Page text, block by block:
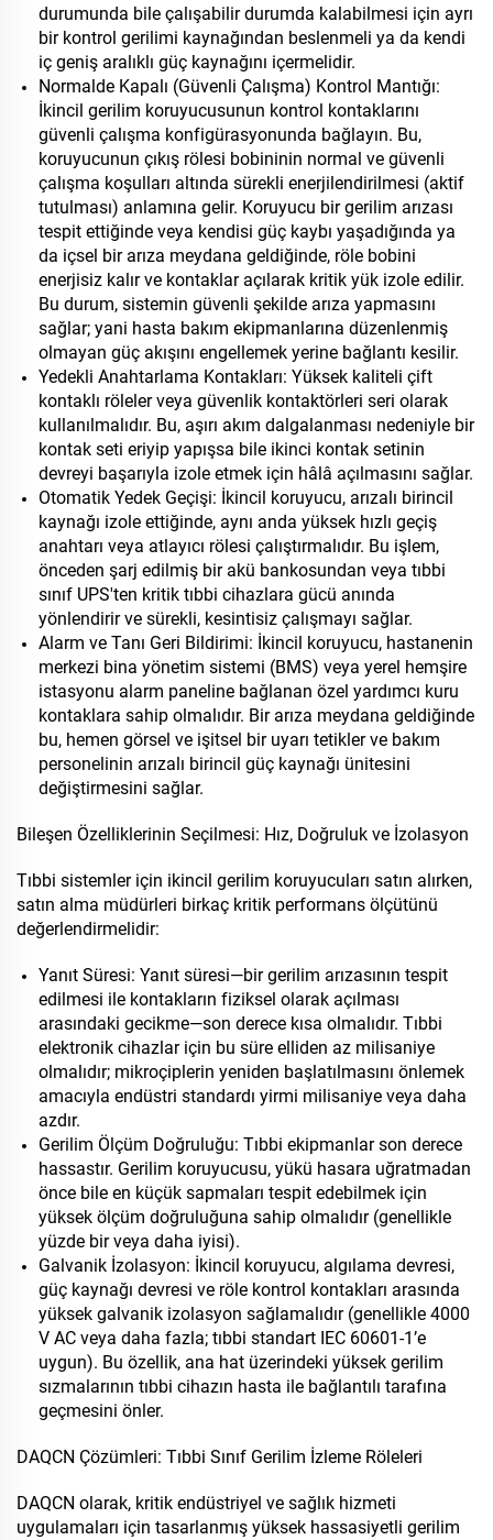
durumunda bile çalışabilir durumda kalabilmesi için ayrı
bir kontrol gerilimi kaynağından beslenmeli ya da kendi
iç geniş aralıklı güç kaynağını içermelidir.
Normalde Kapalı (Güvenli Çalışma) Kontrol Mantığı:
İkincil gerilim koruyucusunun kontrol kontaklarını
güvenli çalışma konfigürasyonunda bağlayın. Bu,
koruyucunun çıkış rölesi bobininin normal ve güvenli
çalışma koşulları altında sürekli enerjilendirilmesi (aktif
tutulması) anlamına gelir. Koruyucu bir gerilim arızası
tespit ettiğinde veya kendisi güç kaybı yaşadığında ya
da içsel bir arıza meydana geldiğinde, röle bobini
enerjisiz kalır ve kontaklar açılarak kritik yük izole edilir.
Bu durum, sistemin güvenli şekilde arıza yapmasını
sağlar; yani hasta bakım ekipmanlarına düzenlenmiş
olmayan güç akışını engellemek yerine bağlantı kesilir.
Yedekli Anahtarlama Kontakları: Yüksek kaliteli çift
kontaklı röleler veya güvenlik kontaktörleri seri olarak
kullanılmalıdır. Bu, aşırı akım dalgalanması nedeniyle bir
kontak seti eriyip yapışsa bile ikinci kontak setinin
devreyi başarıyla izole etmek için hâlâ açılmasını sağlar.
Otomatik Yedek Geçişi: İkincil koruyucu, arızalı birincil
kaynağı izole ettiğinde, aynı anda yüksek hızlı geçiş
anahtarı veya atlayıcı rölesi çalıştırmalıdır. Bu işlem,
önceden şarj edilmiş bir akü bankosundan veya tıbbi
sınıf UPS'ten kritik tıbbi cihazlara gücü anında
yönlendirir ve sürekli, kesintisiz çalışmayı sağlar.
Alarm ve Tanı Geri Bildirimi: İkincil koruyucu, hastanenin
merkezi bina yönetim sistemi (BMS) veya yerel hemşire
istasyonu alarm paneline bağlanan özel yardımcı kuru
kontaklara sahip olmalıdır. Bir arıza meydana geldiğinde
bu, hemen görsel ve işitsel bir uyarı tetikler ve bakım
personelinin arızalı birincil güç kaynağı ünitesini
değiştirmesini sağlar.
Bileşen Özelliklerinin Seçilmesi: Hız, Doğruluk ve İzolasyon
Tıbbi sistemler için ikincil gerilim koruyucuları satın alırken,
satın alma müdürleri birkaç kritik performans ölçütünü
değerlendirmelidir:
Yanıt Süresi: Yanıt süresi—bir gerilim arızasının tespit
edilmesi ile kontakların fiziksel olarak açılması
arasındaki gecikme—son derece kısa olmalıdır. Tıbbi
elektronik cihazlar için bu süre elliden az milisaniye
olmalıdır; mikroçiplerin yeniden başlatılmasını önlemek
amacıyla endüstri standardı yirmi milisaniye veya daha
azdır.
Gerilim Ölçüm Doğruluğu: Tıbbi ekipmanlar son derece
hassastır. Gerilim koruyucusu, yükü hasara uğratmadan
önce bile en küçük sapmaları tespit edebilmek için
yüksek ölçüm doğruluğuna sahip olmalıdır (genellikle
yüzde bir veya daha iyisi).
Galvanik İzolasyon: İkincil koruyucu, algılama devresi,
güç kaynağı devresi ve röle kontrol kontakları arasında
yüksek galvanik izolasyon sağlamalıdır (genellikle 4000
V AC veya daha fazla; tıbbi standart IEC 60601-1’e
uygun). Bu özellik, ana hat üzerindeki yüksek gerilim
sızmalarının tıbbi cihazın hasta ile bağlantılı tarafına
geçmesini önler.
DAQCN Çözümleri: Tıbbi Sınıf Gerilim İzleme Röleleri
DAQCN olarak, kritik endüstriyel ve sağlık hizmeti
uygulamaları için tasarlanmış yüksek hassasiyetli gerilim